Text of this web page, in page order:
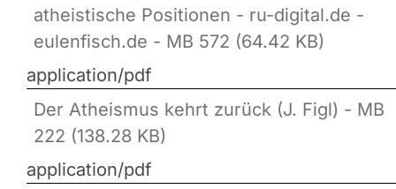
atheistische Positionen - ru-digital.de -
eulenfisch.de - MB 572 (64.42 KB)
application/pdf
Der Atheismus kehrt zurück (J. Figl) - MB
222 (138.28 KB)
application/pdf